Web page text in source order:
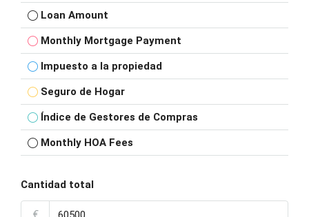
Loan Amount
Monthly Mortgage Payment
Impuesto a la propiedad
Seguro de Hogar
Índice de Gestores de Compras
Monthly HOA Fees
Cantidad total